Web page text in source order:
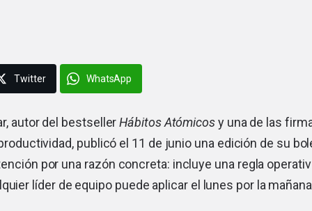
Twitter WhatsApp
autor del bestsellerHábitos Atómicosy una de las
publicó el 11 de junio una edición de su
por una razón concreta: incluye una regla
líder de equipo puede aplicar el lunes por la